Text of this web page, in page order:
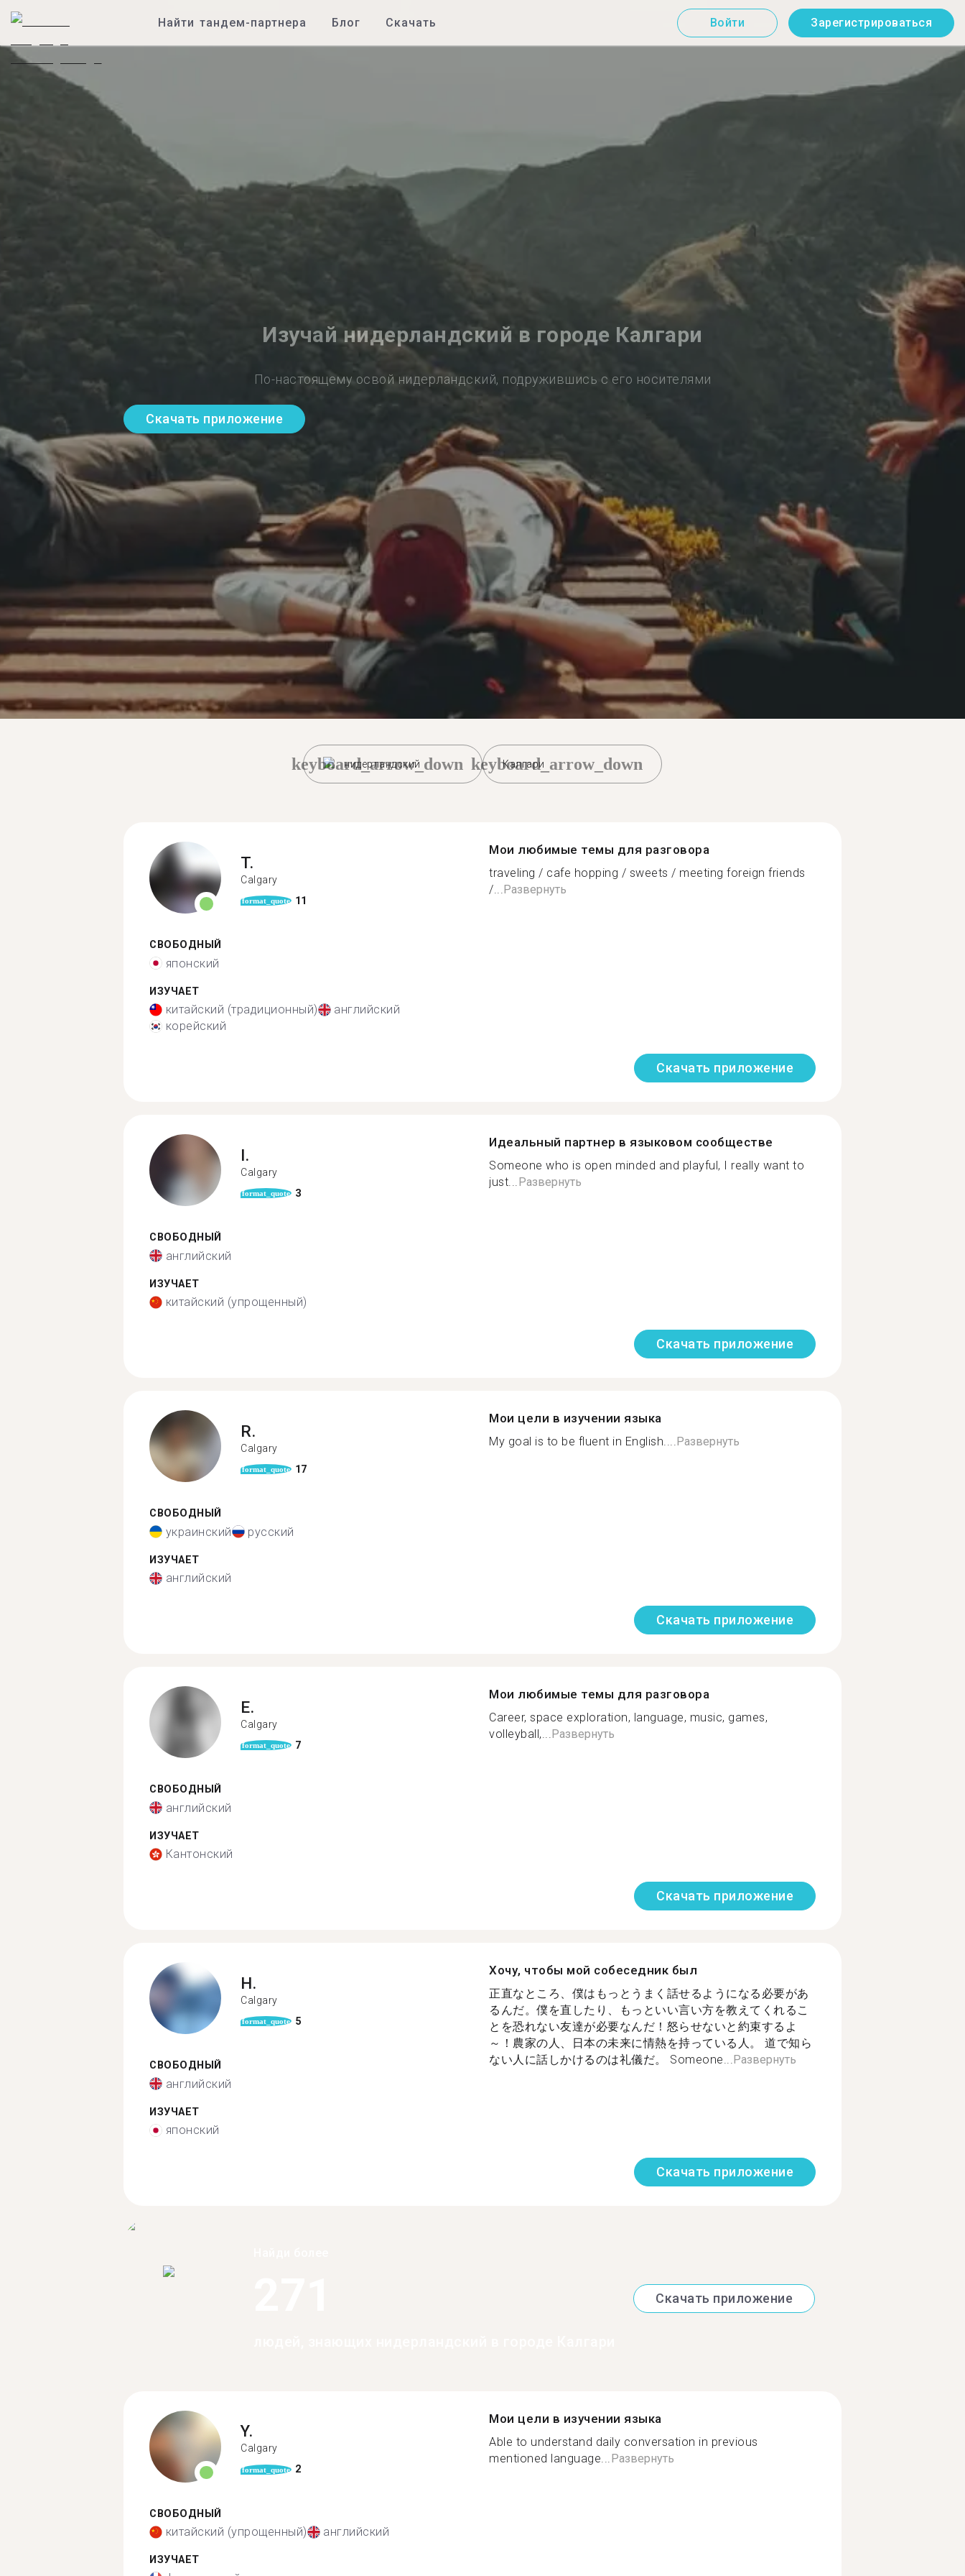
Найти тандем-партнера Блог Скачать Войти Зарегистрироваться
Изучай нидерландский в городе Калгари
По-настоящему освой нидерландский, подружившись с его носителями
Скачать приложение
нидерландский
keyboard_arrow_down Калгари
keyboard_arrow_down
T.
Calgary
format_quote 11
СВОБОДНЫЙ
японский
ИЗУЧАЕТ
китайский (традиционный)
английский
корейский
Мои любимые темы для разговора
traveling / cafe hopping / sweets / meeting foreign friends
/...Развернуть
Скачать приложение
I.
Calgary
format_quote 3
СВОБОДНЫЙ
английский
ИЗУЧАЕТ
китайский (упрощенный)
Идеальный партнер в языковом сообществе
Someone who is open minded and playful, I really want to
just...Развернуть
Скачать приложение
R.
Calgary
format_quote 17
СВОБОДНЫЙ
украинский русский
ИЗУЧАЕТ
английский
Мои цели в изучении языка
My goal is to be fluent in English....Развернуть
Скачать приложение
E.
Calgary
format_quote 7
СВОБОДНЫЙ
английский
ИЗУЧАЕТ
Кантонский
Мои любимые темы для разговора
Career, space exploration, language, music, games,
volleyball,...Развернуть
Скачать приложение
H.
Calgary
format_quote 5
СВОБОДНЫЙ
английский
ИЗУЧАЕТ
японский
Хочу, чтобы мой собеседник был
正直なところ、僕はもっとうまく話せるようになる必要があ
るんだ。僕を直したり、もっといい言い方を教えてくれるこ
とを恐れない友達が必要なんだ！怒らせないと約束するよ
～！農家の人、日本の未来に情熱を持っている人。 道で知ら
ない人に話しかけるのは礼儀だ。 Someone...Развернуть
Скачать приложение
Скачать приложение
Y.
Calgary
format_quote 2
СВОБОДНЫЙ
китайский (упрощенный) английский
ИЗУЧАЕТ
Мои цели в изучении языка
Able to understand daily conversation in previous
mentioned language... Развернуть